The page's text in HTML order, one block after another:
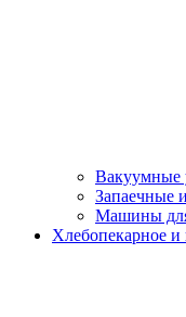
Вакуумные
Запаечные
Машины
Хлебопекарное и